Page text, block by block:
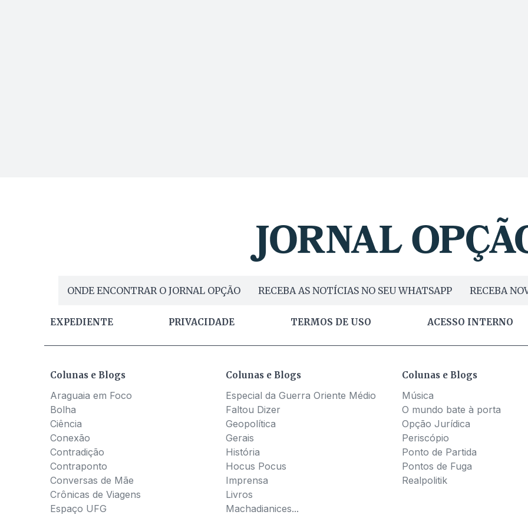
ONDE ENCONTRAR O JORNAL OPÇÃO RECEBA AS NOTÍCIAS NO SEU WHATSAPP RECEBA
EXPEDIENTE PRIVACIDADE TERMOS DE USO ACESSO INTERNO
Colunas e Blogs
Araguaia em Foco
Bolha
Ciência
Conexão
Contradição
Contraponto
Conversas de Mãe
Crônicas de Viagens
Espaço UFG
Colunas e Blogs
Especial da Guerra Oriente Médio
Faltou Dizer
Geopolítica
Gerais
História
Hocus Pocus
Imprensa
Livros
Machadianices...
Colunas e Blogs
Música
O mundo bate à porta
Opção Jurídica
Periscópio
Ponto de Partida
Pontos de Fuga
Realpolitik